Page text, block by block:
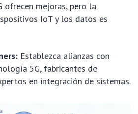
ofrecen mejoras, pero la
IoT y los datos es
Establezca alianzas con
5G, fabricantes de
en integración de sistemas.